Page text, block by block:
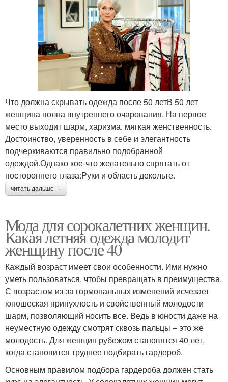
Что должна скрывать одежда после 50 летВ 50 лет
женщина полна внутреннего очарования. На первое
место выходит шарм, харизма, мягкая женственность.
Достоинство, уверенность в себе и элегантность
подчеркиваются правильно подобранной
одеждой.Однако кое-что желательно спрятать от
постороннего глаза:Руки и область декольте.
читать дальше →
Мода для сорокалетних женщин.
Какая летняя одежда молодит
женщину после 40
Каждый возраст имеет свои особенности. Ими нужно
уметь пользоваться, чтобы превращать в преимущества.
С возрастом из-за гормональных изменений исчезает
юношеская припухлость и свойственный молодости
шарм, позволяющий носить все. Ведь в юности даже на
неуместную одежду смотрят сквозь пальцы – это же
молодость. Для женщин рубежом становятся 40 лет,
когда становится труднее подбирать гардероб.
Основным правилом подбора гардероба должен стать